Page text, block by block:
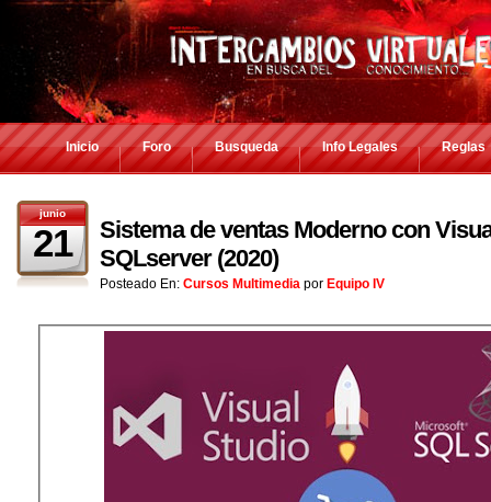
Inicio Foro Busqueda Info Legales Reglas
junio
21
Sistema de ventas Moderno con
SQLserver (2020)
Posteado En: Cursos Multimedia por Equipo IV